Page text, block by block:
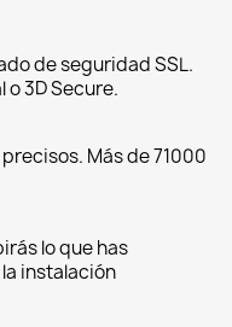
de seguridad SSL.
3D Secure.
Más de 71000
lo que has
instalación